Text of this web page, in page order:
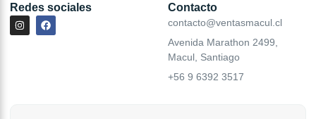
Redes sociales Contacto
contacto@ventasmacul.cl
Avenida Marathon 2499,
Macul, Santiago
+56 9 6392 3517